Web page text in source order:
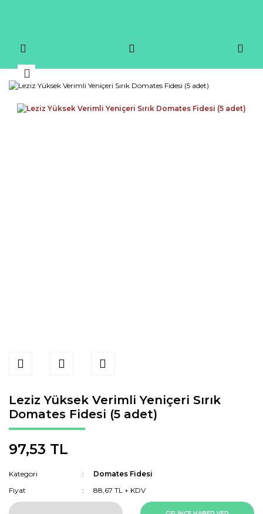
Leziz Yüksek Verimli Yeniçeri Sırık
Domates Fidesi (5 adet)
97,53 TL
Kategori
Domates Fidesi
Fiyat
88,67 TL + KDV